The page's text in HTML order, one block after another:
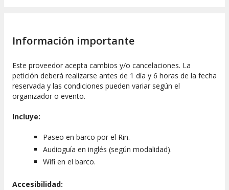
Información importante
Este proveedor acepta cambios y/o cancelaciones. La
petición deberá realizarse antes de 1 día y 6 horas de la fecha
reservada y las condiciones pueden variar según el
organizador o evento.
Incluye:
Paseo en barco por el Rin.
Audioguía en inglés (según modalidad).
Wifi en el barco.
Accesibilidad: